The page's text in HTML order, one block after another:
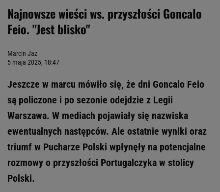
Najnowsze wieści ws. przyszłości Goncalo
Feio. "Jest blisko"
Marcin Jaz
5 maja 2025, 18:47
Jeszcze w marcu mówiło się, że dni Goncalo Feio
są policzone i po sezonie odejdzie z Legii
Warszawa. W mediach pojawiały się nazwiska
ewentualnych następców. Ale ostatnie wyniki oraz
triumf w Pucharze Polski wpłynęły na potencjalne
rozmowy o przyszłości Portugalczyka w stolicy
Polski.